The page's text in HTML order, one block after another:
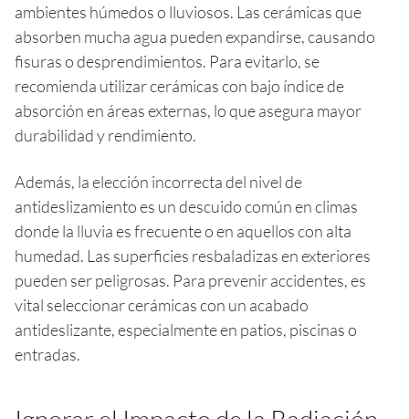
ambientes húmedos o lluviosos. Las cerámicas que
absorben mucha agua pueden expandirse, causando
fisuras o desprendimientos. Para evitarlo, se
recomienda utilizar cerámicas con bajo índice de
absorción en áreas externas, lo que asegura mayor
durabilidad y rendimiento.
Además, la elección incorrecta del nivel de
antideslizamiento es un descuido común en climas
donde la lluvia es frecuente o en aquellos con alta
humedad. Las superficies resbaladizas en exteriores
pueden ser peligrosas. Para prevenir accidentes, es
vital seleccionar cerámicas con un acabado
antideslizante, especialmente en patios, piscinas o
entradas.